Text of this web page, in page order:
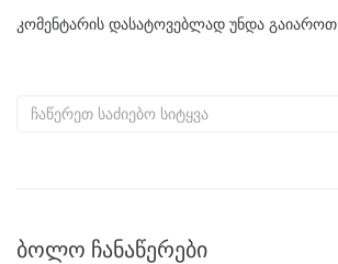
კომენტარის დასატოვებლად უნდა გაიაროთ
ᲑᲝᲚᲝ ᲩᲐᲜᲐᲬᲔᲠᲔᲑᲘ